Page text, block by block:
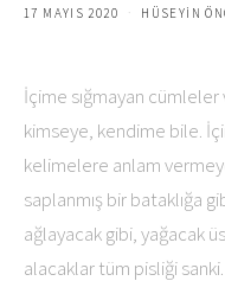
17 MAYIS 2020 HÜSEYIN
İçime sığmayan
kimseye, kendime bile.
kelimelere anlam
saplanmış bir bataklığa
ağlayacak gibi, yağacak
alacaklar tüm pisliği